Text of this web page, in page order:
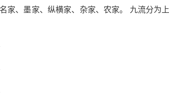
家、墨家、纵横家、杂家、农家。 九流分为上